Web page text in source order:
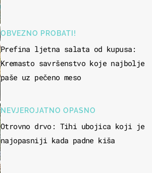
OBVEZNO PROBATI!
Prefina ljetna salata od kupusa:
Kremasto savršenstvo koje najbolje
paše uz pečeno meso
NEVJEROJATNO OPASNO
Otrovno drvo: Tihi ubojica koji je
najopasniji kada padne kiša